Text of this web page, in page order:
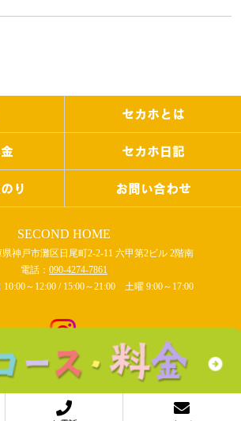
セカホとは
セカホ日記
り お問い合わせ
SECOND HOME
県神戸市灘区日尾町2-2-11 六甲第2ビル 2階南
電話： 090-4274-7861
～12:00 / 15:00～21:00 土曜 9:00～17:00
© SECOND HOME All rights reserved.